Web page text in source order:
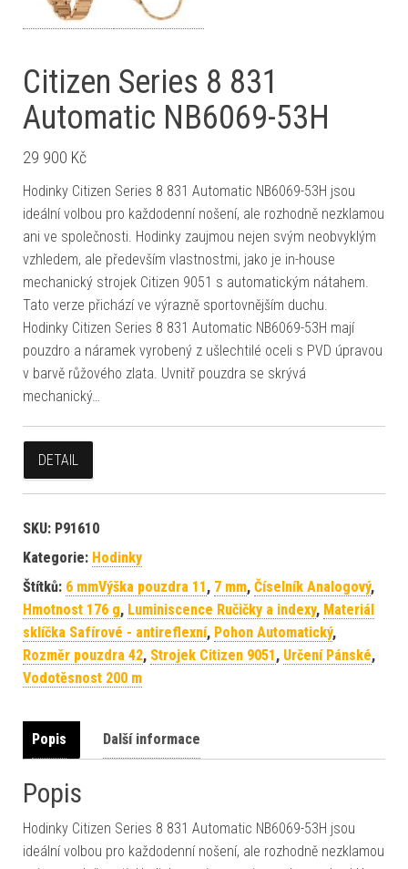
Citizen Series 8 831
Automatic NB6069-53H
29 900 Kč
Hodinky Citizen Series 8 831 Automatic NB6069-53H jsou
ideální volbou pro každodenní nošení, ale rozhodně nezklamou
ani ve společnosti. Hodinky zaujmou nejen svým neobvyklým
vzhledem, ale především vlastnostmi, jako je in-house
mechanický strojek Citizen 9051 s automatickým nátahem.
Tato verze přichází ve výrazně sportovnějším duchu.
Hodinky Citizen Series 8 831 Automatic NB6069-53H mají
pouzdro a náramek vyrobený z ušlechtilé oceli s PVD úpravou
v barvě růžového zlata. Uvnitř pouzdra se skrývá
mechanický…
DETAIL
SKU: P91610
Kategorie: Hodinky
Štítků: 6 mmVýška pouzdra 11, 7 mm, Číselník Analogový,
Hmotnost 176 g, Luminiscence Ručičky a indexy, Materiál
sklíčka Safírové - antireflexní, Pohon Automatický,
Rozměr pouzdra 42, Strojek Citizen 9051, Určení Pánské,
Vodotěsnost 200 m
Popis Další informace
Popis
Hodinky Citizen Series 8 831 Automatic NB6069-53H jsou
ideální volbou pro každodenní nošení, ale rozhodně nezklamou